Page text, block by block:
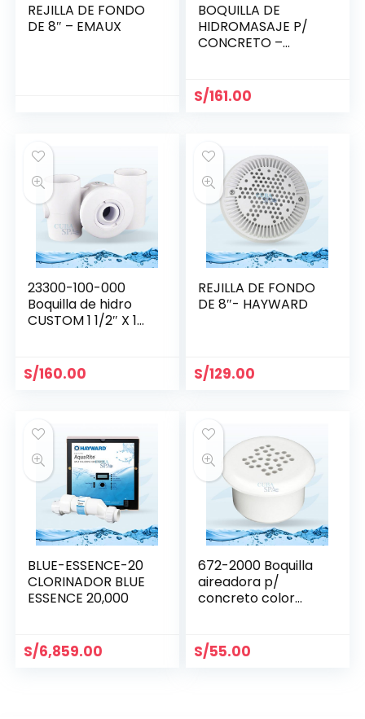
REJILLA DE FONDO
DE 8″ – EMAUX
BOQUILLA DE
HIDROMASAJE P/
CONCRETO –
S/161.00
23300-100-000
Boquilla de hidro
CUSTOM 1 1/2″ X 1
S/160.00
REJILLA DE FONDO
DE 8″- HAYWARD
S/129.00
BLUE-ESSENCE-20
CLORINADOR BLUE
ESSENCE 20,000
S/6,859.00
672-2000 Boquilla
aireadora p/
concreto color
S/55.00